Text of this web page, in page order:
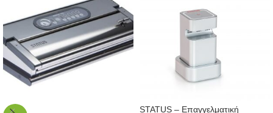
STATUS – Επαγγελματική